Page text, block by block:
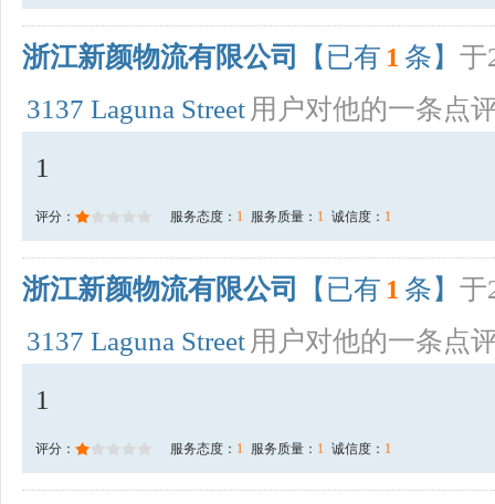
浙江新颜物流有限公司 【已有 1 条】 于
3137 Laguna Street 用户对他的一条点
1
评分： 服务态度： 1 服务质量： 1 诚信度： 1
浙江新颜物流有限公司 【已有 1 条】 于
3137 Laguna Street 用户对他的一条点
1
评分： 服务态度： 1 服务质量： 1 诚信度： 1